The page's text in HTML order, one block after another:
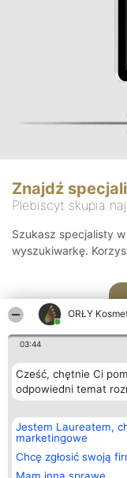
ORŁY
03:44
Cześć, chętnie Ci
odpowiedni temat
Jestem Laureatem,
marketingowe
Chcę zgłosić swoją
Znajdź
Plebiscyt skupia
Szukasz specjalisty
wyszukiwarkę.
Organizator plebiscytu
Bright Side Solutions sp. z o.
o. sp. k.
ul. Ruska 22
Wrocław 50-079
KRS 0000749100 | Regon